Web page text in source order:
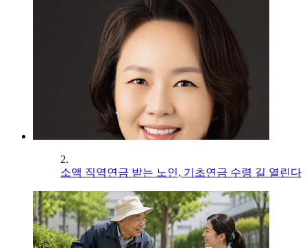
2.
소액 직역연금 받는 노인, 기초연금 수령 길 열린다